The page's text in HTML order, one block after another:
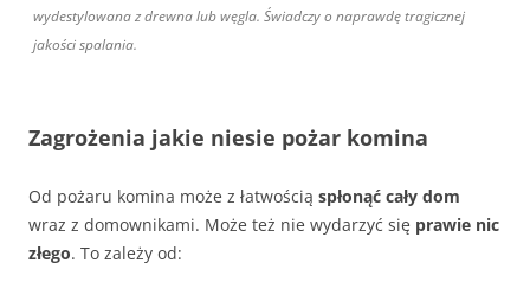
wydestylowana z drewna lub węgla. Świadczy o naprawdę tragicznej
jakości spalania.
Zagrożenia jakie niesie pożar komina
Od pożaru komina może z łatwością spłonąć cały dom
wraz z domownikami. Może też nie wydarzyć się prawie nic
złego. To zależy od: